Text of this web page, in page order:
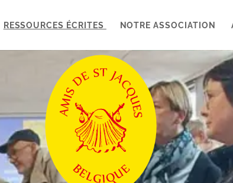
RESSOURCES ÉCRITES NOTRE ASSOCIATION